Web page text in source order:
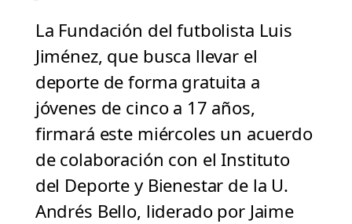
La Fundación del futbolista Luis
Jiménez, que busca llevar el
deporte de forma gratuita a
jóvenes de cinco a 17 años,
firmará este miércoles un acuerdo
de colaboración con el Instituto
del Deporte y Bienestar de la U.
Andrés Bello, liderado por Jaime